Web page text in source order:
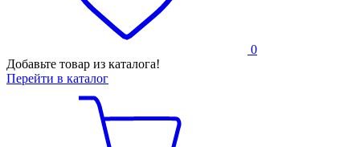
0
Добавьте товар из каталога!
Перейти в каталог